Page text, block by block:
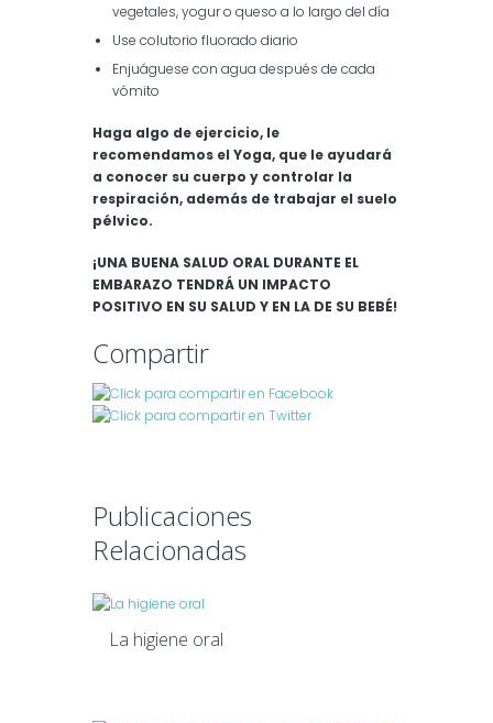
vegetales, yogur o queso a lo largo del día
Use colutorio fluorado diario
Enjuáguese con agua después de cada
vómito
Haga algo de ejercicio, le
recomendamos el Yoga, que le ayudará
a conocer su cuerpo y controlar la
respiración, además de trabajar el suelo
pélvico.
¡UNA BUENA SALUD ORAL DURANTE EL
EMBARAZO TENDRÁ UN IMPACTO
POSITIVO EN SU SALUD Y EN LA DE SU BEBÉ!
Compartir
Publicaciones
Relacionadas
La higiene oral